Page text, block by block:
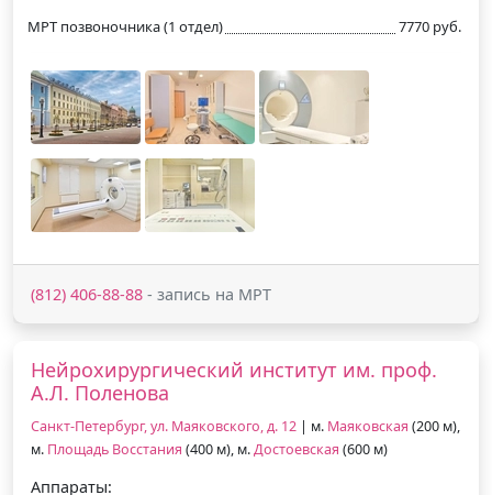
МРТ позвоночника (1 отдел) 7770 руб.
(812) 406-88-88 - запись на МРТ
Нейрохирургический институт им. проф.
А.Л. Поленова
Санкт-Петербург, ул. Маяковского, д. 12 | м. Маяковская (200 м),
м. Площадь Восстания (400 м), м.Достоевская (600 м)
Аппараты: